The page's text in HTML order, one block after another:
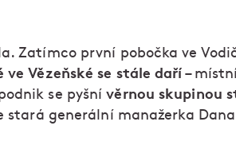
Zatímco první pobočka ve
Vězeňské se stále daří –
se pyšnívěrnou skupinou
stará generální manažerka Dana